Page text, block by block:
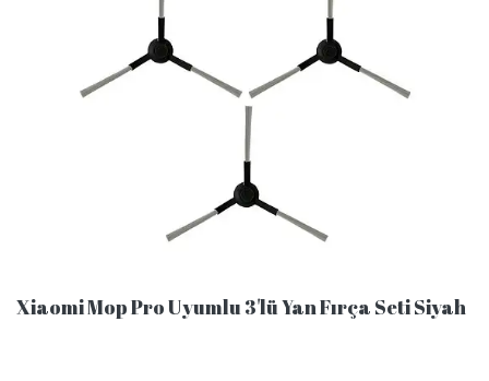
Xiaomi Mop Pro Uyumlu 3'lü Yan Fırça Seti Siyah